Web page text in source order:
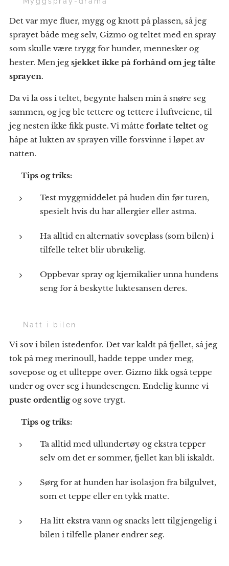
Det var mye fluer, mygg og knott på plassen, så jeg
sprayet både meg selv, Gizmo og teltet med en spray
som skulle være trygg for hunder, mennesker og
hester. Men jeg sjekket ikke på forhånd om jeg tålte
sprayen.
Da vi la oss i teltet, begynte halsen min å snøre seg
sammen, og jeg ble tettere og tettere i luftveiene, til
jeg nesten ikke fikk puste. Vi måtte forlate teltet og
håpe at lukten av sprayen ville forsvinne i løpet av
natten.
Tips og triks:
Test myggmiddelet på huden din før turen,
spesielt hvis du har allergier eller astma.
Ha alltid en alternativ soveplass (som bilen) i
tilfelle teltet blir ubrukelig.
Oppbevar spray og kjemikalier unna hundens
seng for å beskytte luktesansen deres.
❄️ Natt i bilen
Vi sov i bilen istedenfor. Det var kaldt på fjellet, så jeg
tok på meg merinoull, hadde teppe under meg,
sovepose og et ullteppe over. Gizmo fikk også teppe
under og over seg i hundesengen. Endelig kunne vi
puste ordentligog sove trygt.
Tips og triks:
Ta alltid med ullundertøy og ekstra tepper
selv om det er sommer, fjellet kan bli iskaldt.
Sørg for at hunden har isolasjon fra bilgulvet,
som et teppe eller en tykk matte.
Ha litt ekstra vann og snacks lett tilgjengelig i
bilen i tilfelle planer endrer seg.